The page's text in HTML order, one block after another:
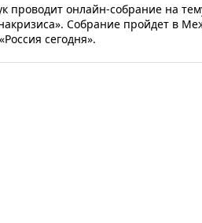
проводит онлайн-собрание на
Собрание пройдет в
сегодня».